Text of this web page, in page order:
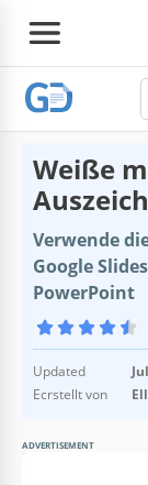
Weiße
Verwende
Google
PowerPoint
Updated
Ecrstellt von
ADVERTISEMENT